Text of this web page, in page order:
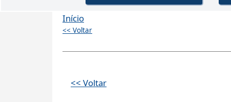
Início
<< Voltar
<< Voltar